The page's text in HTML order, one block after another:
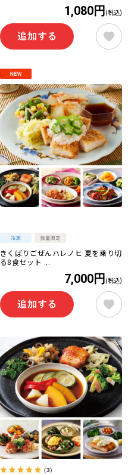
1,080円 (税込)
きくばりごぜんハレノヒ 夏を乗り切
る8食セット ...
7,000円 (税込)
（3）